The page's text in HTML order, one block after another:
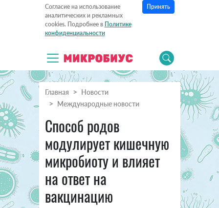
Согласие на использование
аналитических и рекламных
cookies. Подробнее в Политике
конфиденциальности
Принять
Главная
Новости
Международные новости
Способ родов
модулирует кишечную
микробиоту и влияет
на ответ на
вакцинацию